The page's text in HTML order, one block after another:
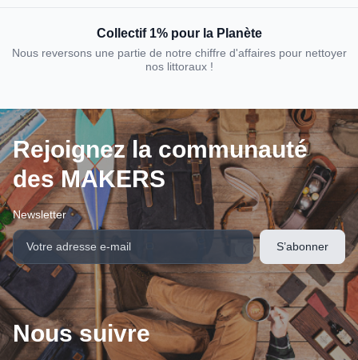
Collectif 1% pour la Planète
Nous reversons une partie de notre chiffre d'affaires pour nettoyer
nos littoraux !
Rejoignez la communauté
des MAKERS
Newsletter
Nous suivre